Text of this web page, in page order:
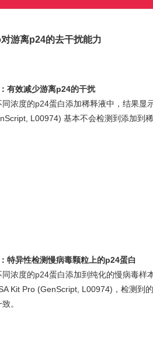
游离p24的去干扰能力
有效减少游离p24的干扰
同浓度的p24蛋白添加稀释液中，结果显
L00974) 基本不会检测到添加到
特异性检测慢病毒颗粒上的p24蛋白
同浓度的p24蛋白添加到纯化的慢病毒样
Kit Pro (GenScript, L00974)，检测到
。